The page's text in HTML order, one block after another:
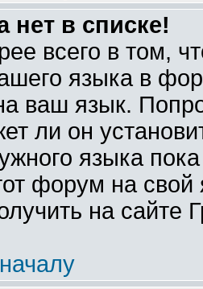
нет в списке!
всего в том,
языка в
ваш язык.
ли он
языка
форум на
на сайте